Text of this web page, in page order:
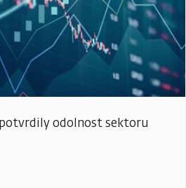
odolnost sektoru